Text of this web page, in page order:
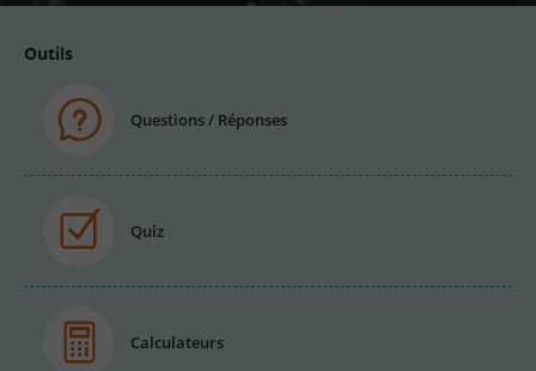
Outils
Questions / Réponses
Quiz
Calculateurs